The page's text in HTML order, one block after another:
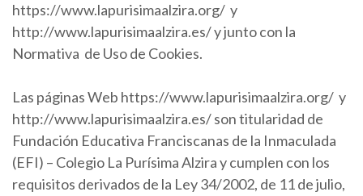
https://www.lapurisimaalzira.org/ y
http://www.lapurisimaalzira.es/ y junto con la
Normativa de Uso de Cookies.
Las páginas Web https://www.lapurisimaalzira.org/ y
http://www.lapurisimaalzira.es/ son titularidad de
Fundación Educativa Franciscanas de la Inmaculada
(EFI) – Colegio La Purísima Alzira y cumplen con los
requisitos derivados de la Ley 34/2002, de 11 de julio,